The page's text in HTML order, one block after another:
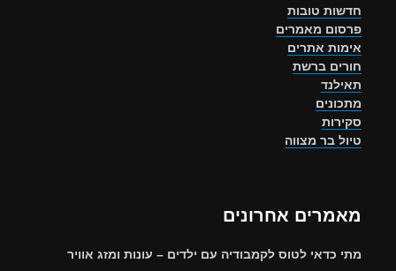
חדשות טובות
פרסום מאמרים
אימות אתרים
חורים ברשת
תאילנד
מתכונים
סקירות
טיול בר מצווה
מאמרים אחרונים
מתי כדאי לטוס לקמבודיה עם ילדים – עונות ומזג אוויר